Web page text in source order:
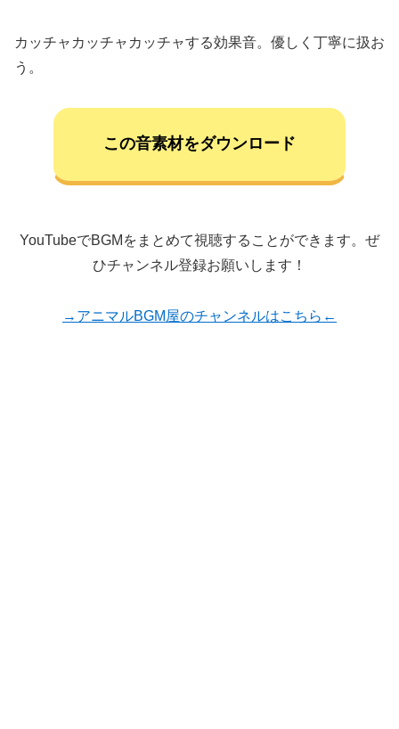
カッチャカッチャカッチャする効果音。優しく丁寧に扱お
う。
この音素材をダウンロード
YouTubeでBGMをまとめて視聴することができます。ぜ
ひチャンネル登録お願いします！
→アニマルBGM屋のチャンネルはこちら←